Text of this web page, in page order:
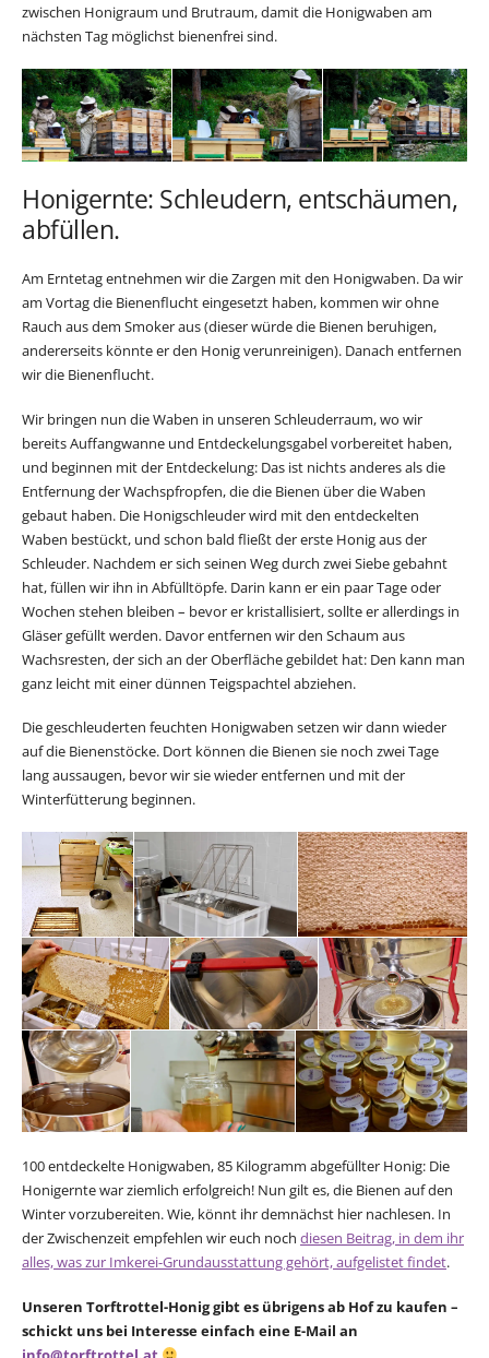
zwischen Honigraum und Brutraum, damit die Honigwaben am
nächsten Tag möglichst bienenfrei sind.
Honigernte: Schleudern, entschäumen,
abfüllen.
Am Erntetag entnehmen wir die Zargen mit den Honigwaben. Da wir
am Vortag die Bienenflucht eingesetzt haben, kommen wir ohne
Rauch aus dem Smoker aus (dieser würde die Bienen beruhigen,
andererseits könnte er den Honig verunreinigen). Danach entfernen
wir die Bienenflucht.
Wir bringen nun die Waben in unseren Schleuderraum, wo wir
bereits Auffangwanne und Entdeckelungsgabel vorbereitet haben,
und beginnen mit der Entdeckelung: Das ist nichts anderes als die
Entfernung der Wachspfropfen, die die Bienen über die Waben
gebaut haben. Die Honigschleuder wird mit den entdeckelten
Waben bestückt, und schon bald fließt der erste Honig aus der
Schleuder. Nachdem er sich seinen Weg durch zwei Siebe gebahnt
hat, füllen wir ihn in Abfülltöpfe. Darin kann er ein paar Tage oder
Wochen stehen bleiben – bevor er kristallisiert, sollte er allerdings in
Gläser gefüllt werden. Davor entfernen wir den Schaum aus
Wachsresten, der sich an der Oberfläche gebildet hat: Den kann man
ganz leicht mit einer dünnen Teigspachtel abziehen.
Die geschleuderten feuchten Honigwaben setzen wir dann wieder
auf die Bienenstöcke. Dort können die Bienen sie noch zwei Tage
lang aussaugen, bevor wir sie wieder entfernen und mit der
Winterfütterung beginnen.
100 entdeckelte Honigwaben, 85 Kilogramm abgefüllter Honig: Die
Honigernte war ziemlich erfolgreich! Nun gilt es, die Bienen auf den
Winter vorzubereiten. Wie, könnt ihr demnächst hier nachlesen. In
der Zwischenzeit empfehlen wir euch noch diesen Beitrag, in dem ihr
alles, was zur Imkerei-Grundausstattung gehört, aufgelistet findet.
Unseren Torftrottel-Honig gibt es übrigens ab Hof zu kaufen –
schickt uns bei Interesse einfach eine E-Mail an